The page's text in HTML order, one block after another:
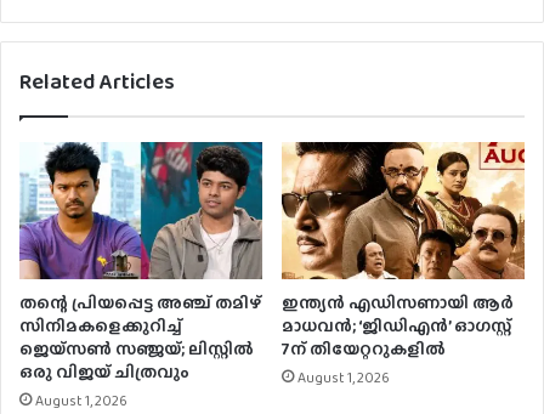
Related Articles
തന്റെ പ്രിയപ്പെട്ട അഞ്ച് തമിഴ്
സിനിമകളെക്കുറിച്ച്
ജെയ്‌സൺ സഞ്ജയ്; ലിസ്റ്റിൽ
ഒരു വിജയ് ചിത്രവും
August 1, 2026
ഇന്ത്യൻ എഡിസണായി ആർ
മാധവൻ; ‘ജിഡിഎൻ’ ഓഗസ്റ്റ്
7ന് തിയേറ്ററുകളിൽ
August 1, 2026